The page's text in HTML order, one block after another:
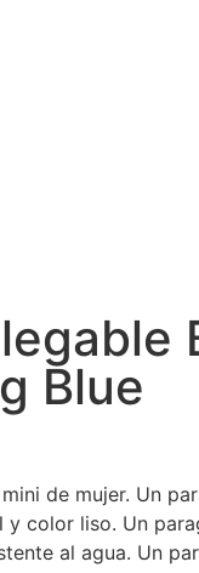
Blue
de mujer. Un
color liso. Un
al agua. Un